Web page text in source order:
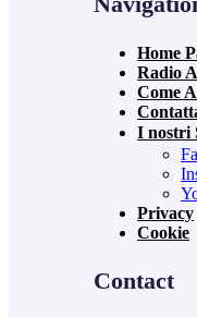
Home
Radio
Come
I nostri
Privacy
Cookie
Contact